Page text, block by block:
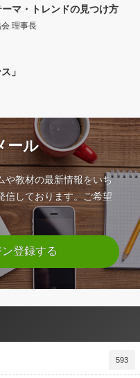
マ・トレンドの見つけ方
理事長
」
ール
や教材の最新情報をいち
信しております。ご希望
登録する
593